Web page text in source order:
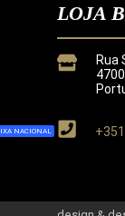
NACIONAL
LOJA
Rua